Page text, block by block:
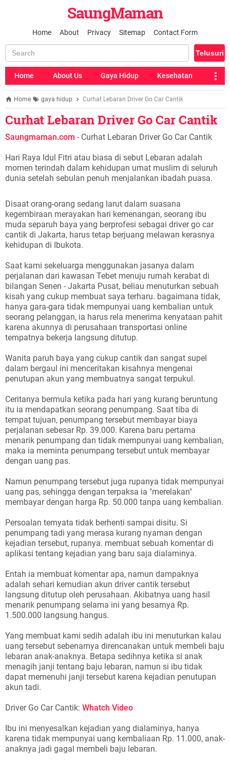
SaungMaman
Home About Privacy Sitemap Contact Form
Home About Us Gaya Hidup Kesehatan
Home gaya hidup Curhat Lebaran Driver Go Car Cantik
Curhat Lebaran Driver Go Car Cantik
Saungmaman.com - Curhat Lebaran Driver Go Car Cantik
Hari Raya Idul Fitri atau biasa di sebut Lebaran adalah
momen terindah dalam kehidupan umat muslim di seluruh
dunia setelah sebulan penuh menjalankan ibadah puasa.
Disaat orang-orang sedang larut dalam suasana
kegembiraan merayakan hari kemenangan, seorang ibu
muda separuh baya yang berprofesi sebagai driver go car
cantik di Jakarta, harus tetap berjuang melawan kerasnya
kehidupan di Ibukota.
Saat kami sekeluarga menggunakan jasanya dalam
perjalanan dari kawasan Tebet menuju rumah kerabat di
bilangan Senen - Jakarta Pusat, beliau menuturkan sebuah
kisah yang cukup membuat saya terharu. bagaimana tidak,
hanya gara-gara tidak mempunyai uang kembalian untuk
seorang pelanggan, ia harus rela menerima kenyataan pahit
karena akunnya di perusahaan transportasi online
tempatnya bekerja langsung ditutup.
Wanita paruh baya yang cukup cantik dan sangat supel
dalam bergaul ini menceritakan kisahnya mengenai
penutupan akun yang membuatnya sangat terpukul.
Ceritanya bermula ketika pada hari yang kurang beruntung
itu ia mendapatkan seorang penumpang. Saat tiba di
tempat tujuan, penumpang tersebut membayar biaya
perjalanan sebesar Rp. 39.000. Karena baru pertama
menarik penumpang dan tidak mempunyai uang kembalian,
maka ia meminta penumpang tersebut untuk membayar
dengan uang pas.
Namun penumpang tersebut juga rupanya tidak mempunyai
uang pas, sehingga dengan terpaksa ia "merelakan"
membayar dengan harga Rp. 50.000 tanpa uang kembalian.
Persoalan ternyata tidak berhenti sampai disitu. Si
penumpang tadi yang merasa kurang nyaman dengan
kejadian tersebut, rupanya. membuat sebuah komentar di
aplikasi tentang kejadian yang baru saja dialaminya.
Entah ia membuat komentar apa, namun dampaknya
adalah sehari kemudian akun driver cantik tersebut
langsung ditutup oleh perusahaan. Akibatnya uang hasil
menarik penumpang selama ini yang besarnya Rp.
1.500.000 langsung hangus.
Yang membuat kami sedih adalah ibu ini menuturkan kalau
uang tersebut sebenarnya direncanakan untuk membeli baju
lebaran anak-anaknya. Betapa sedihnya ketika si anak
menagih janji tentang baju lebaran, namun si ibu tidak
dapat memenuhi janji tersebut karena kejadian penutupan
akun tadi.
Driver Go Car Cantik: Whatch Video
Ibu ini menyesalkan kejadian yang dialaminya, hanya
karena tidak mempunyai uang kembaliaan Rp. 11.000, anak-
anaknya jadi gagal membeli baju lebaran.